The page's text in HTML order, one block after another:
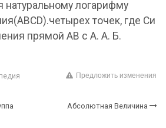
натуральному логарифму
точек, где Си
прямой АВ с А. А. Б.
Предложить изменения
Абсолютная Величина